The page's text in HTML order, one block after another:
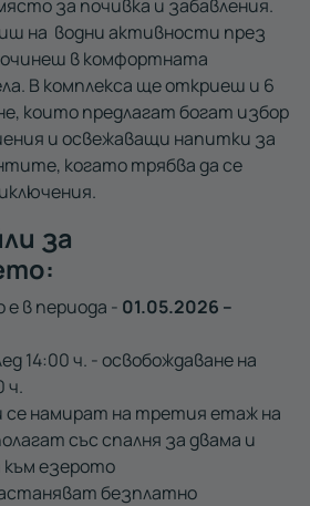
за почивка и забавления.
на водни активности през
в комфортната
В комплекса ще откриеш и 6
които предлагат богат избор
и освежаващи напитки за
когато трябва да се
за
в периода - 01.05.2026 –
14:00 ч. - освобождаване на
ч.
намират на третия етаж на
със спалня за двама и
към езерото
безплатно